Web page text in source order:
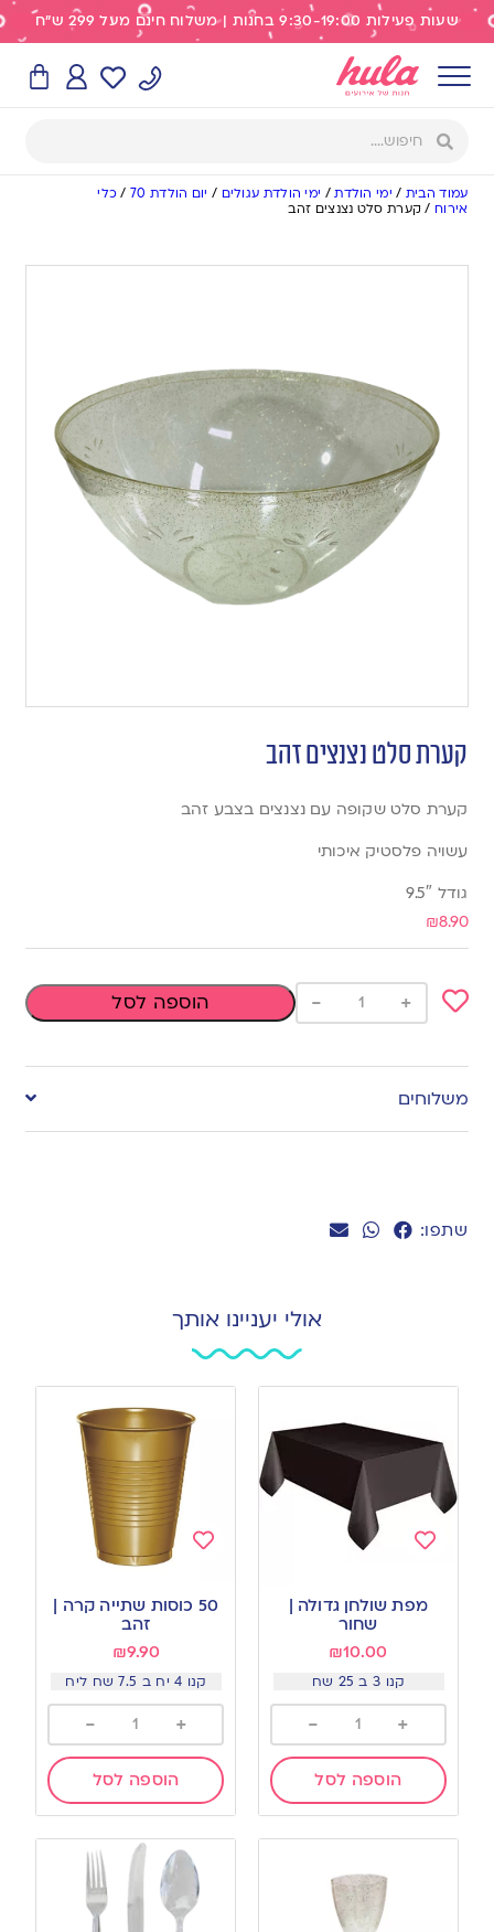
שעות פעילות 9:30-19:00 בחנות | משלוח חינם מעל 299 ש"ח
עמוד הבית / ימי הולדת/ ימי הולדת עגולים / יום הולדת 70 / כלי
אירוח / קערת סלט נצנצים זהב
שתפו:
קערת סלט נצנצים זהב
קערת סלט שקופה עם נצנצים בצבע זהב
עשויה פלסטיק איכותי
גודל 9.5″
₪8.90
to
wishlist
+
- הוספה לסל
משלוחים
אולי יעניינו אותך
to
wishlist
מפת שולחן גדולה |
שחור
₪10.00
קנו 3 ב 25 שח
+
-
הוספה לסל
to
wishlist
50 כוסות שתייה קרה |
זהב
₪9.90
קנו 4 יח ב 7.5 שח ליח
+
-
הוספה לסל